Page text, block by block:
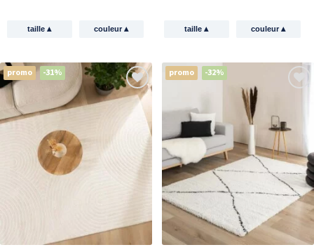
taille▴ couleur▴ taille▴ couleur▴
promo -31% promo -32%